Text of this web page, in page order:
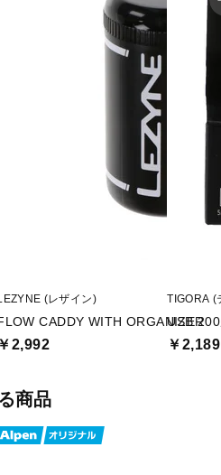
(レザイン)
CADDY WITH ORGANIZER
￥2,992
TIGORA (
USB
￥2,189
商品